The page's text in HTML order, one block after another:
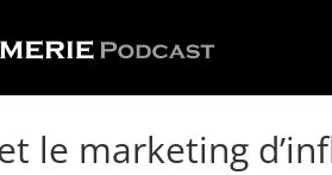
le marketing